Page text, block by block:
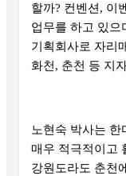
할까? 컨벤션, 이
업무를 하고 있으
기획회사로 자리
화천, 춘천 등 지
노현숙 박사는 한
매우 적극적이고
강원도라도 춘천